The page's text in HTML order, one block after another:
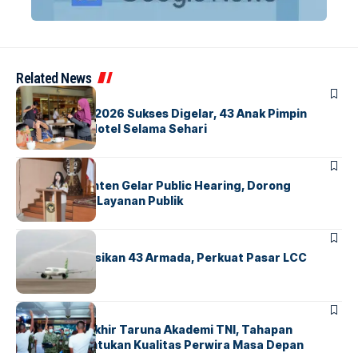
Related News
BERITAINDEX
GM For A Day 2026 Sukses Digelar, 43 Anak Pimpin
Operasional Hotel Selama Sehari
BANDARA BERITA
Karantina Banten Gelar Public Hearing, Dorong
Transparansi Layanan Publik
BANDARA
Citilink Operasikan 43 Armada, Perkuat Pasar LCC
Nasional
BERITA
Sidang Pantukhir Taruna Akademi TNI, Tahapan
Strategis Tentukan Kualitas Perwira Masa Depan